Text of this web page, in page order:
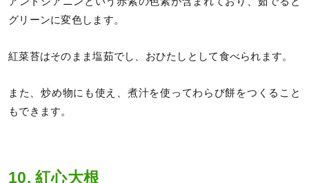
グリーンに変色します。
紅菜苔はそのまま塩茹でし、おひたしとして食べられます。
また、炒め物にも使え、煮汁を使ってわらび餅をつくること
もできます。
10. 紅心大根